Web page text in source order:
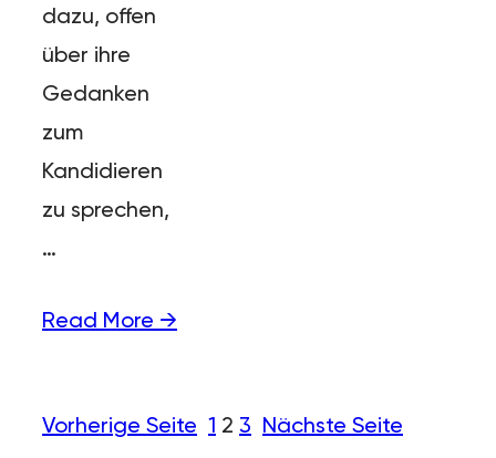
dazu, offen
über ihre
Gedanken
zum
Kandidieren
zu sprechen,
…
Read More →
Vorherige Seite 1 2 3 Nächste Seite